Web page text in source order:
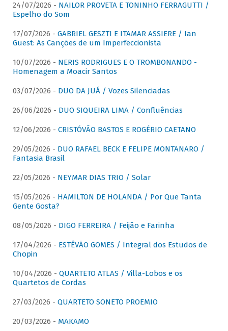
24/07/2026 - NAILOR PROVETA E TONINHO FERRAGUTTI /
Espelho do Som
17/07/2026 - GABRIEL GESZTI E ITAMAR ASSIERE / Ian
Guest: As Canções de um Imperfeccionista
10/07/2026 - NERIS RODRIGUES E O TROMBONANDO -
Homenagem a Moacir Santos
03/07/2026 - DUO DA JUÁ / Vozes Silenciadas
26/06/2026 - DUO SIQUEIRA LIMA / Confluências
12/06/2026 - CRISTÓVÃO BASTOS E ROGÉRIO CAETANO
29/05/2026 - DUO RAFAEL BECK E FELIPE MONTANARO /
Fantasia Brasil
22/05/2026 - NEYMAR DIAS TRIO / Solar
15/05/2026 - HAMILTON DE HOLANDA / Por Que Tanta
Gente Gosta?
08/05/2026 - DIGO FERREIRA / Feijão e Farinha
17/04/2026 - ESTÊVÃO GOMES / Integral dos Estudos de
Chopin
10/04/2026 - QUARTETO ATLAS / Villa-Lobos e os
Quartetos de Cordas
27/03/2026 - QUARTETO SONETO PROEMIO
20/03/2026 - MAKAMO